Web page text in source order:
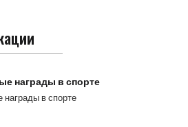
награды в спорте
в спорте